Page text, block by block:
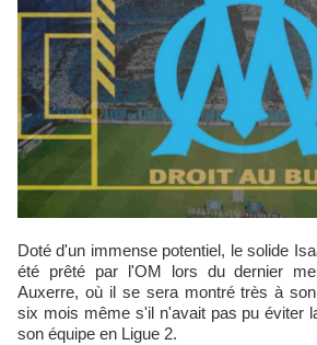
Doté d'un immense potentiel, le solide Isaak Touré (2m06) avait
été prêté par l'OM lors du dernier
Auxerre, où il se sera montré très à
six mois même s'il n'avait pas pu éviter
son équipe en Ligue 2.